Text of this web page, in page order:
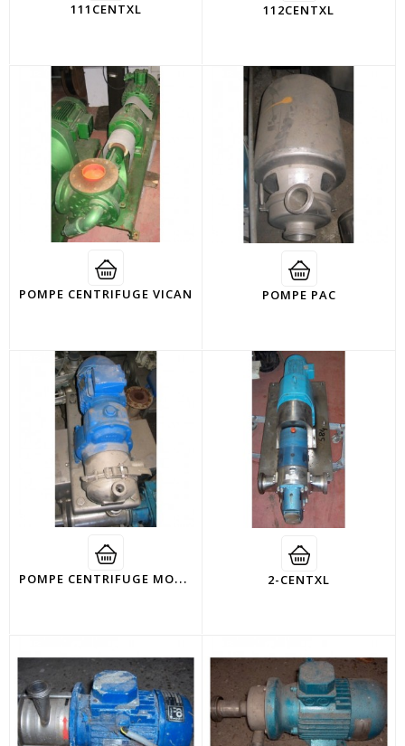
111CENTXL 112CENTXL
POMPE CENTRIFUGE VICAN POMPE PAC
P
OMPE CENTRIFUGE MOUVEX 2-CENTXL